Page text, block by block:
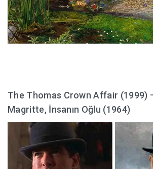
The Thomas Crown Affair (1999)
Magritte, İnsanın Oğlu (1964)